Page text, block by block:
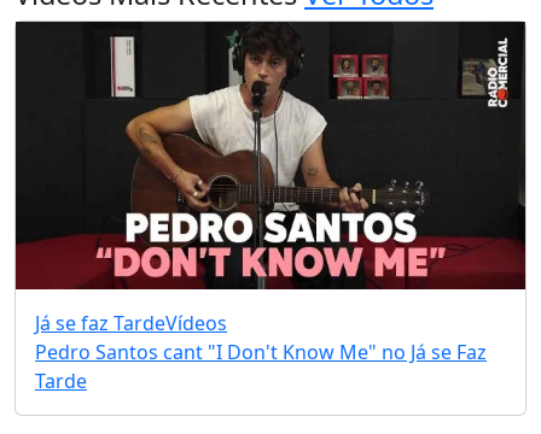
Já se faz TardeVídeos
Pedro Santos cant "I Don't Know Me" no Já se Faz
Tarde